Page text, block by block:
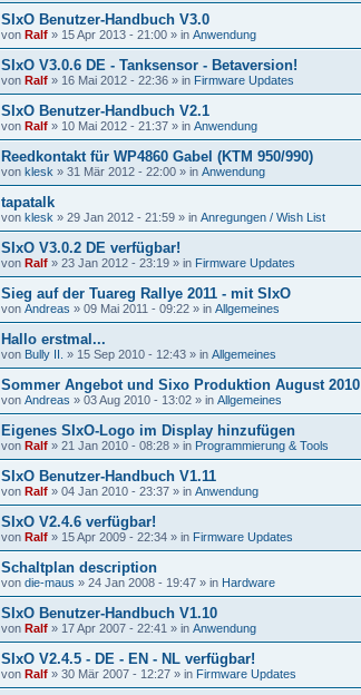
SIxO Benutzer-Handbuch V3.0
von Ralf » 15 Apr 2013 - 21:00 » in Anwendung
SIxO V3.0.6 DE - Tanksensor - Betaversion!
von Ralf » 16 Mai 2012 - 22:36 » in Firmware Updates
SIxO Benutzer-Handbuch V2.1
von Ralf » 10 Mai 2012 - 21:37 » in Anwendung
Reedkontakt für WP4860 Gabel (KTM 950/990)
von klesk » 31 Mär 2012 - 22:00 » in Anwendung
tapatalk
von klesk » 29 Jan 2012 - 21:59 » in Anregungen / Wish List
SIxO V3.0.2 DE verfügbar!
von Ralf » 23 Jan 2012 - 23:19 » in Firmware Updates
Sieg auf der Tuareg Rallye 2011 - mit SIxO
von Andreas » 09 Mai 2011 - 09:22 » in Allgemeines
Hallo erstmal...
von Bully II. » 15 Sep 2010 - 12:43 » in Allgemeines
Sommer Angebot und Sixo Produktion August 2010
von Andreas » 03 Aug 2010 - 13:02 » in Allgemeines
Eigenes SIxO-Logo im Display hinzufügen
von Ralf » 21 Jan 2010 - 08:28 » in Programmierung & Tools
SIxO Benutzer-Handbuch V1.11
von Ralf » 04 Jan 2010 - 23:37 » in Anwendung
SIxO V2.4.6 verfügbar!
von Ralf » 15 Apr 2009 - 22:34 » in Firmware Updates
Schaltplan description
von die-maus » 24 Jan 2008 - 19:47 » in Hardware
SIxO Benutzer-Handbuch V1.10
von Ralf » 17 Apr 2007 - 22:41 » in Anwendung
SIxO V2.4.5 - DE - EN - NL verfügbar!
von Ralf » 30 Mär 2007 - 12:27 » in Firmware Updates